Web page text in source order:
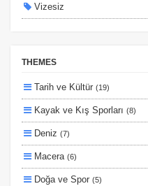
Vizesiz
Planlanan
Otobüs Ile
Uçak Ile
Ekstralar Dahil
THEMES
Tarih ve Kültür (19)
Kayak ve Kış Sporları (8)
Deniz (7)
Macera (6)
Doğa ve Spor (5)